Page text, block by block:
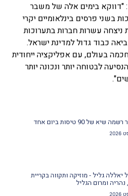
"דווקא בימים אלה של משבר
בשני פרסים בינלאומיים יקרי
ניצחה עשרות חברות בתערוכות
כבוד גדול למדינת ישראל.
בעולם, עם אפליקציה ייחודית
לבטוחה יותר ונכונה יותר
שיא של 90 טיסות ביום אחד
יאללה גליל - מוזיקה ותקווה בקריית
ומרום הגליל